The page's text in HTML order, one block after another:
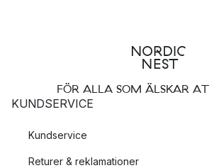
FÖR ALLA SOM ÄLSKAR
KUNDSERVICE
Kundservice
Returer & reklamationer